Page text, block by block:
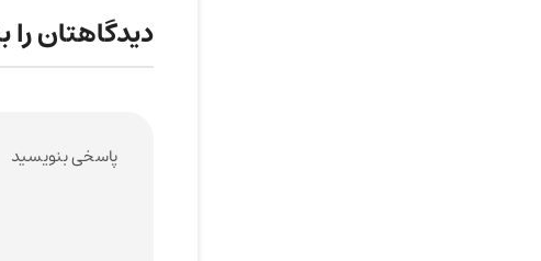
دیدگاهتان را